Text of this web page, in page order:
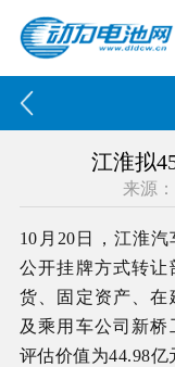
江淮拟
来源
10月20日，江淮
公开挂牌方式转
货、固定资产、在
及乘用车公司新
评估价值为44.98亿